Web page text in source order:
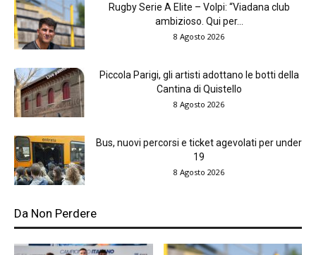
Rugby Serie A Elite – Volpi: “Viadana club
ambizioso. Qui per...
8 Agosto 2026
Piccola Parigi, gli artisti adottano le botti della
Cantina di Quistello
8 Agosto 2026
Bus, nuovi percorsi e ticket agevolati per under
19
8 Agosto 2026
Da Non Perdere